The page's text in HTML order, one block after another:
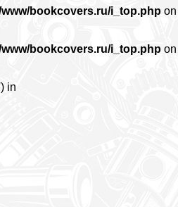
www/bookcovers.ru/i_top.php on
www/bookcovers.ru/i_top.php on
in